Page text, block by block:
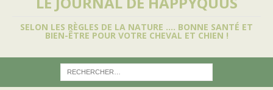
SELON LES RÈGLES DE LA NATURE …. BONNE SANTÉ ET
BIEN-ÊTRE POUR VOTRE CHEVAL ET CHIEN !